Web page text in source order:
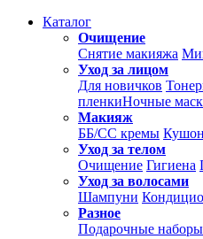
Каталог
Очищение
Снятие макияжа
Уход за лицом
Для новичков
пленкиНочные
Макияж
ББ/СС кремы
Уход за телом
Очищение Гигиена
Уход за волосами
Шампуни
Разное
Подарочные наборы